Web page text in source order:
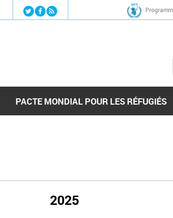
Jump to navigation
PACTE MONDIAL POUR LES RÉFUGIÉS
2025